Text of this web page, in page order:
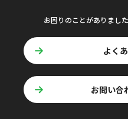
お困りのことがありまし
よく
お問い合